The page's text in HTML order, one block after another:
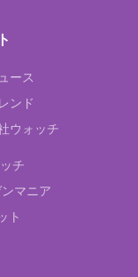
ース
ンド
ウォッチ
チ
マニア
ト